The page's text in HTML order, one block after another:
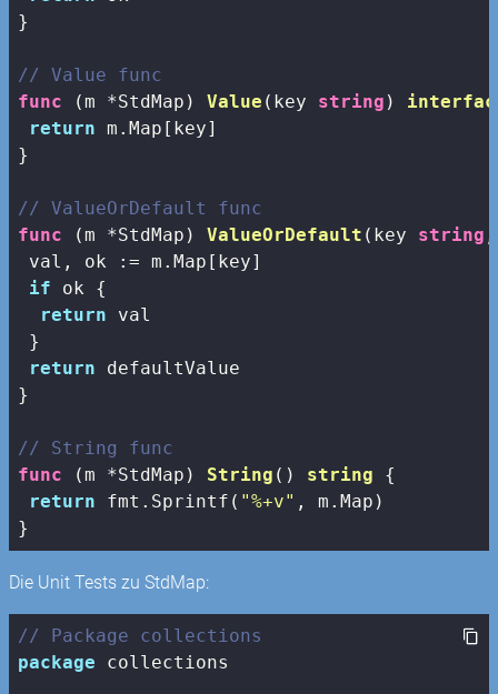
}
// Value func
func
(m *StdMap) Value (key string )
return m.Map[key]
}
// ValueOrDefault func
func
(m *StdMap) ValueOrDefault (key string
val, ok := m.Map[key]
if ok {
return val
}
return defaultValue
}
// String func
func
(m *StdMap) String () string {
return fmt.Sprintf( "%+v" , m.Map)
}
Die Unit Tests zu StdMap:
// Package collections
package collections